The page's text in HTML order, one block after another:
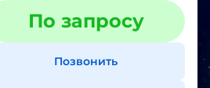
По запросу
Позвонить